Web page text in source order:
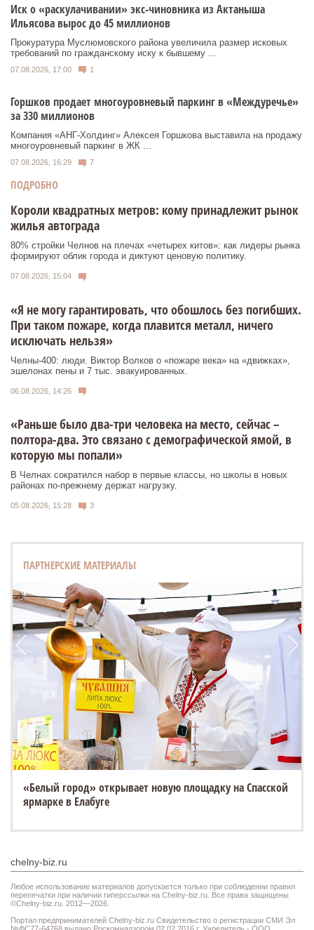
Иск о «раскулачивании» экс-чиновника из Актаныша
Ильясова вырос до 45 миллионов
Прокуратура Муслюмовского района увеличила размер исковых
требований по гражданскому иску к бывшему ...
07.08.2026, 17:00 1
Горшков продает многоуровневый паркинг в «Междуречье»
за 330 миллионов
Компания «АНГ-Холдинг» Алексея Горшкова выставила на продажу
многоуровневый паркинг в ЖК ...
07.08.2026, 16:29 7
ПОДРОБНО
Короли квадратных метров: кому принадлежит рынок
жилья автограда
80% стройки Челнов на плечах «четырех китов»: как лидеры рынка
формируют облик города и диктуют ценовую политику.
07.08.2026, 15:04
«Я не могу гарантировать, что обошлось без погибших.
При таком пожаре, когда плавится металл, ничего
исключать нельзя»
Челны-400: люди. Виктор Волков о «пожаре века» на «движках»,
эшелонах пены и 7 тыс. эвакуированных.
06.08.2026, 14:26
«Раньше было два-три человека на место, сейчас –
полтора-два. Это связано с демографической ямой, в
которую мы попали»
В Челнах сократился набор в первые классы, но школы в новых
районах по-прежнему держат нагрузку.
05.08.2026, 15:28 3
ПАРТНЕРСКИЕ МАТЕРИАЛЫ
«Белый город» открывает новую площадку на Спасской
ярмарке в Елабуге
chelny-biz.ru
Любое использование материалов допускается только при соблюдении правил
перепечатки при наличии гиперссылки на Chelny-biz.ru. Все права защищены
©Chelny-biz.ru. 2012—2026.
Портал предпринимателей Chelny-biz.ru Свидетельство о регистрации СМИ Эл